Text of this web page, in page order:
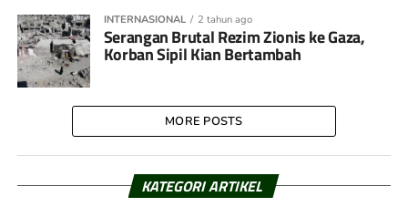
INTERNASIONAL 2 tahun ago
Serangan Brutal Rezim Zionis ke Gaza,
Korban Sipil Kian Bertambah
MORE POSTS
KATEGORI ARTIKEL